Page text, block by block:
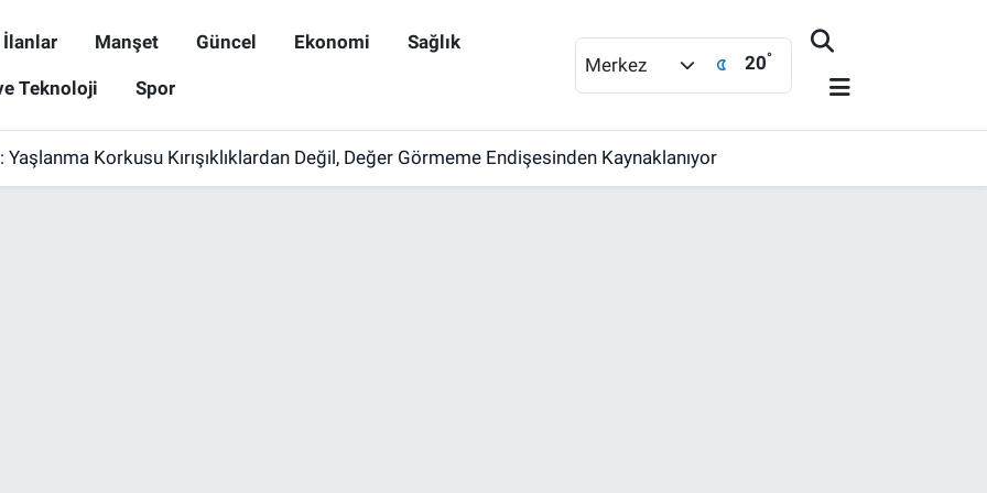
İlanlar Manşet Güncel Ekonomi Sağlık
Teknoloji Spor
Merkez 20°
Yaşlanma Korkusu Kırışıklıklardan Değil, Değer Görmeme Endişesinden Kaynaklanıyor